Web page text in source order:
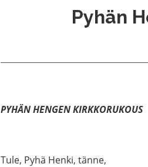
Pyhän
PYHÄN HENGEN KIRKKORUKOUS
Tule, Pyhä Henki, tänne,